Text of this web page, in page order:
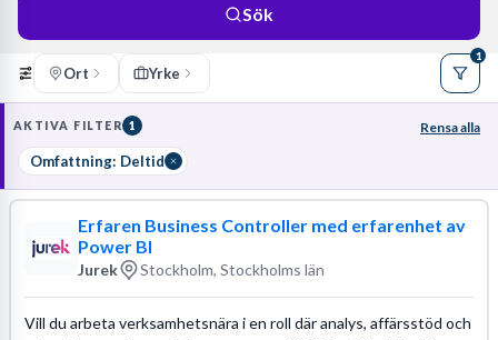
Sök
Ort Yrke
1
AKTIVA FILTER 1 Rensa alla
Omfattning: Deltid
Erfaren Business Controller med erfarenhet av
Power BI
Jurek Stockholm, Stockholms län
Vill du arbeta verksamhetsnära i en roll där analys, affärsstöd och